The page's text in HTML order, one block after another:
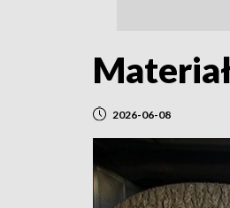
2026-06-08